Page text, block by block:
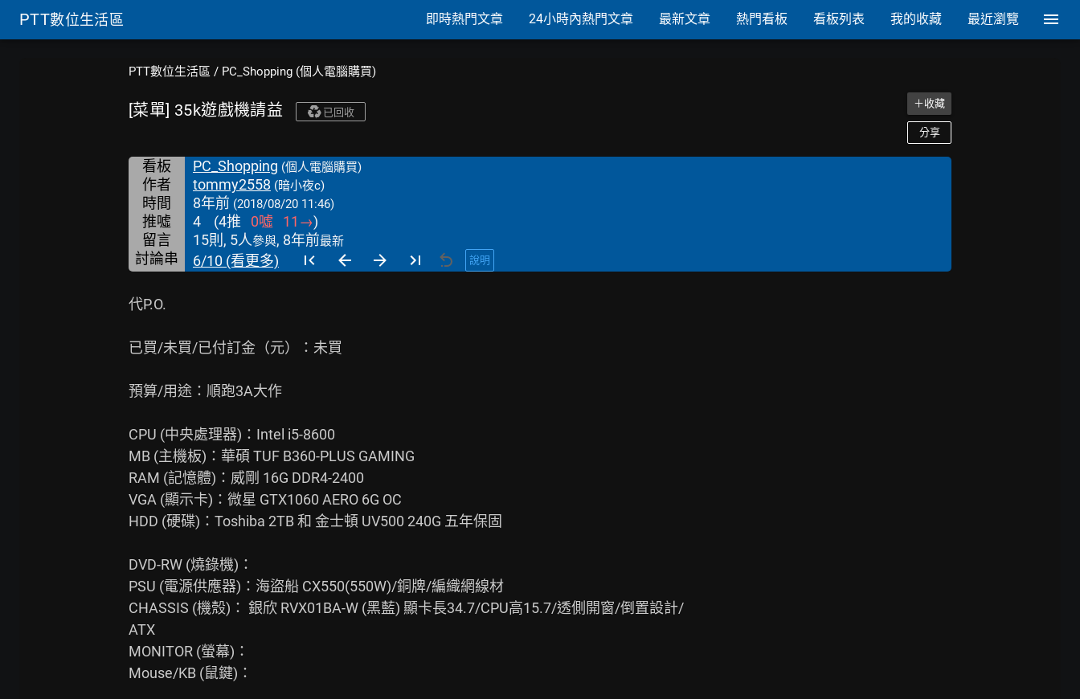
PTT數位生活區 即時熱門文章 24小時內熱門文章 最新文章 熱門看板 看板列表 我的收藏 最近瀏覽
PTT數位生活區 / PC_Shopping (個人電腦購買)
[菜單] 35k遊戲機請益 已回收
＋收藏
分享
看板 PC_Shopping (個人電腦購買)
作者 tommy2558 (暗小夜c)
時間 8年前 (2018/08/20 11:46)
推噓 4 (4推 0噓 11 →)
留言
15則, 5人參與, 8年前最新
討論串 6/10 (看更多) 說明
代P.O.
已買/未買/已付訂金（元）：未買
預算/用途：順跑3A大作
CPU (中央處理器)：Intel i5-8600
MB (主機板)：華碩 TUF B360-PLUS GAMING
RAM (記憶體)：威剛 16G DDR4-2400
VGA (顯示卡)：微星 GTX1060 AERO 6G OC
HDD (硬碟)：Toshiba 2TB 和 金士頓 UV500 240G 五年保固
DVD-RW (燒錄機)：
PSU (電源供應器)：海盜船 CX550(550W)/銅牌/編織網線材
CHASSIS (機殼)： 銀欣 RVX01BA-W (黑藍) 顯卡長34.7/CPU高15.7/透側開窗/倒置設計/
ATX
MONITOR (螢幕)：
Mouse/KB (鼠鍵)：